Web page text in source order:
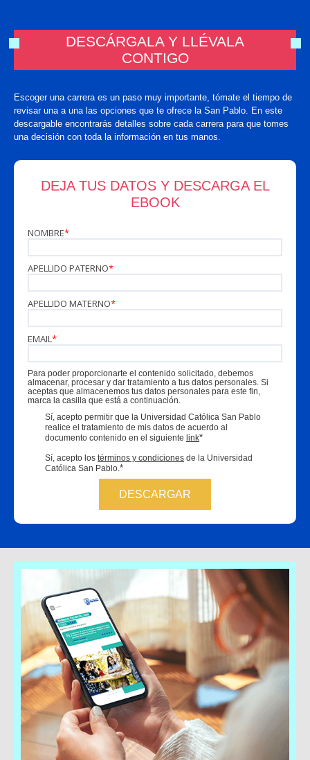
DESCÁRGALA Y LLÉVALA
CONTIGO
Escoger una carrera es un paso muy importante, tómate el tiempo de
revisar una a una las opciones que te ofrece la San Pablo. En este
descargable encontrarás detalles sobre cada carrera para que tomes
una decisión con toda la información en tus manos.
DEJA TUS DATOS Y DESCARGA EL
EBOOK
NOMBRE*
APELLIDO PATERNO*
APELLIDO MATERNO*
EMAIL*
Para poder proporcionarte el contenido solicitado, debemos
almacenar, procesar y dar tratamiento a tus datos personales. Si
aceptas que almacenemos tus datos personales para este fin,
marca la casilla que está a continuación.
Sí, acepto permitir que la Universidad Católica San Pablo
realice el tratamiento de mis datos de acuerdo al
documento contenido en el siguiente link*
Sí, acepto los términos y condiciones de la Universidad
Católica San Pablo.*